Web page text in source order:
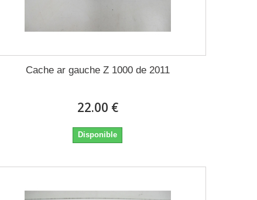
Cache ar gauche Z 1000 de 2011
22.00 €
Disponible